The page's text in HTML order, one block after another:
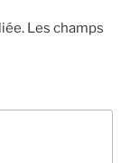
Les champs